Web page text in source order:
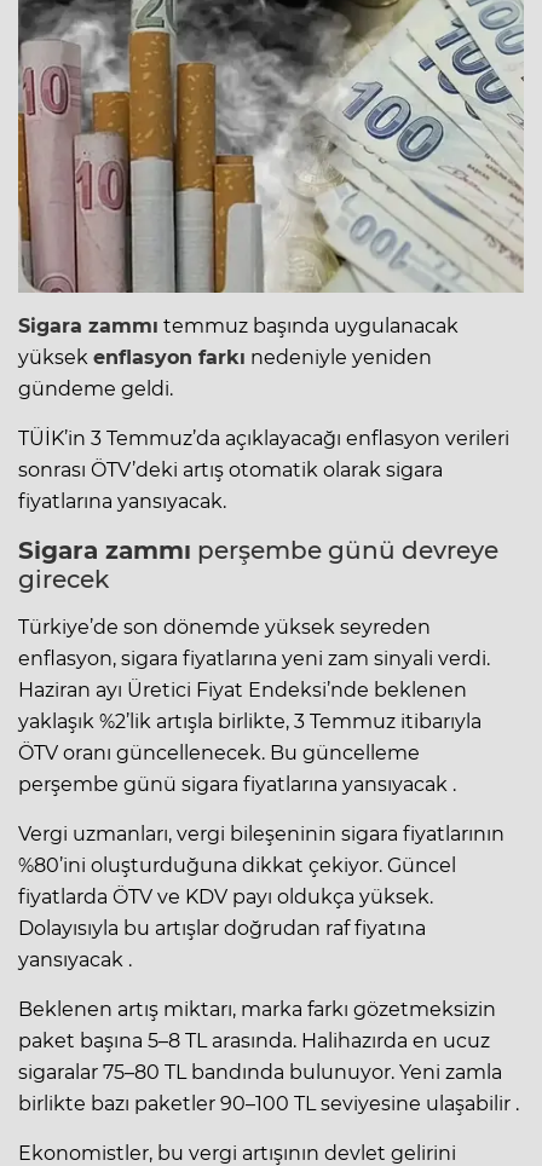
Sigara zammı temmuz başında uygulanacak
yüksek enflasyon farkı nedeniyle yeniden
gündeme geldi.
TÜİK’in 3 Temmuz’da açıklayacağı enflasyon verileri
sonrası ÖTV’deki artış otomatik olarak sigara
fiyatlarına yansıyacak.
Sigara zammı perşembe günü devreye
girecek
Türkiye’de son dönemde yüksek seyreden
enflasyon, sigara fiyatlarına yeni zam sinyali verdi.
Haziran ayı Üretici Fiyat Endeksi’nde beklenen
yaklaşık %2’lik artışla birlikte, 3 Temmuz itibarıyla
ÖTV oranı güncellenecek. Bu güncelleme
perşembe günü sigara fiyatlarına yansıyacak .
Vergi uzmanları, vergi bileşeninin sigara fiyatlarının
%80’ini oluşturduğuna dikkat çekiyor. Güncel
fiyatlarda ÖTV ve KDV payı oldukça yüksek.
Dolayısıyla bu artışlar doğrudan raf fiyatına
yansıyacak .
Beklenen artış miktarı, marka farkı gözetmeksizin
paket başına 5–8 TL arasında. Halihazırda en ucuz
sigaralar 75–80 TL bandında bulunuyor. Yeni zamla
birlikte bazı paketler 90–100 TL seviyesine ulaşabilir .
Ekonomistler, bu vergi artışının devlet gelirini